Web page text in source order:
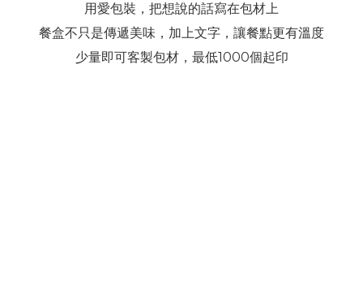
用愛包裝，把想說的話寫在包材上
餐盒不只是傳遞美味，加上文字，讓餐點更有溫度
少量即可客製包材，最低1000個起印